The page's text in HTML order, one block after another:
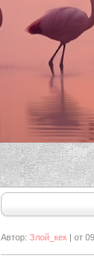
Автор: Злой_кек | от